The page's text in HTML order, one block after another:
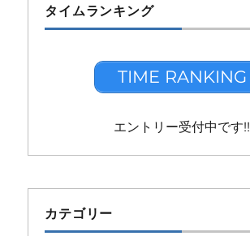
タイムランキング
TIME RANKING
エントリー受付中です!!
カテゴリー